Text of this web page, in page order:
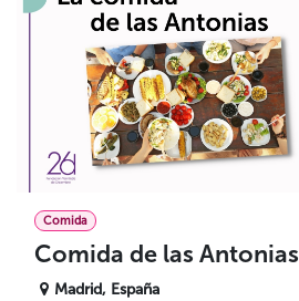
Comida
Comida de las Antonias
Madrid, España